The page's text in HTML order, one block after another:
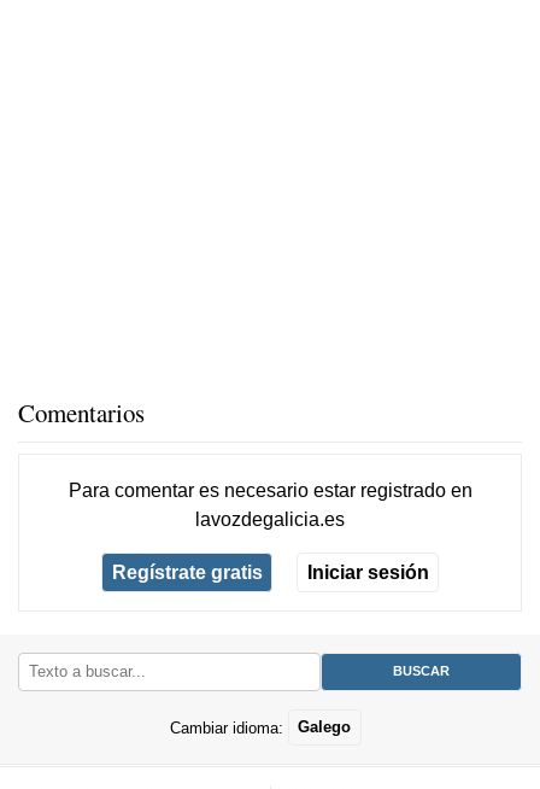
Comentarios
Para comentar es necesario estar registradoen
lavozdegalicia.es
Regístrate gratis Iniciar sesión
Cambiar idioma: Galego